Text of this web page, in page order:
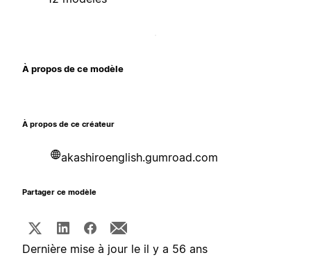
À propos de ce modèle
À propos de ce créateur
akashiroenglish.gumroad.com
Partager ce modèle
Dernière mise à jour le il y a 56 ans